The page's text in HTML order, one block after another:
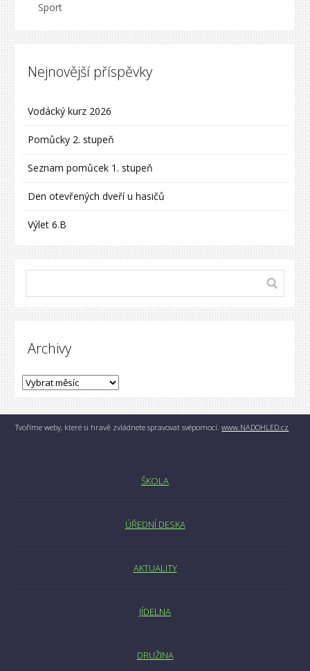
Sport
Nejnovější příspěvky
Vodácký kurz 2026
Pomůcky 2. stupeň
Seznam pomůcek 1. stupeň
Den otevřených dveří u hasičů
Výlet 6.B
Archivy
Tvoříme weby, které si hravě zvládnete spravovat svépomocí.www.NADOHLED.cz
ŠKOLA
ÚŘEDNÍ DESKA
AKTUALITY
JÍDELNA
DRUŽINA